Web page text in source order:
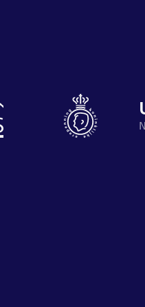
Motiveer
en anderen